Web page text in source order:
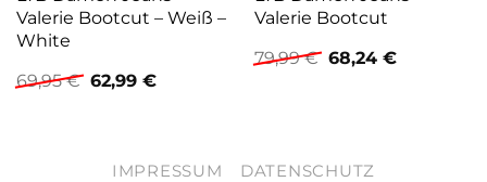
Valerie Bootcut – Weiß –
White
69,95€ Ursprünglicher
Preis
62,99 €Aktueller
Valerie Bootcut
79,99€ Ursprünglicher
Preis
68,24 €Aktueller
IMPRESSUM DATENSCHUTZ